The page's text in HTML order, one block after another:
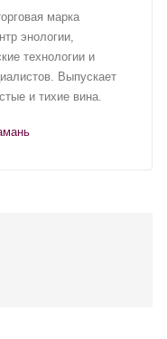
марка
энологии,
технологии и
Выпускает
и тихие вина.